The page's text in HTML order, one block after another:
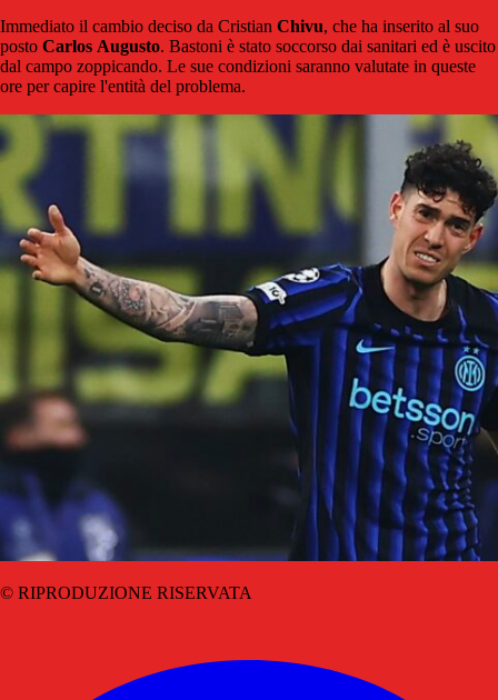
Immediato il cambio deciso da Cristian Chivu, che ha inserito al suo
posto Carlos Augusto. Bastoni è stato soccorso dai sanitari ed è uscito
dal campo zoppicando. Le sue condizioni saranno valutate in queste
ore per capire l'entità del problema.
© RIPRODUZIONE RISERVATA